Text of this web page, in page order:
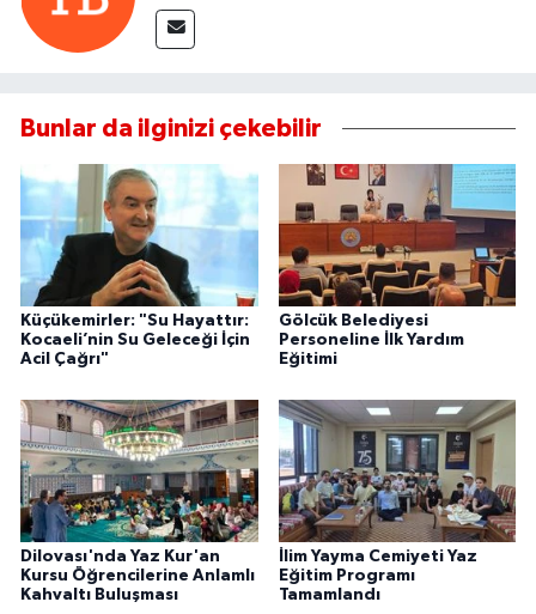
Bunlar da ilginizi çekebilir
Küçükemirler: "Su Hayattır:
Kocaeli’nin Su Geleceği İçin
Acil Çağrı"
Gölcük Belediyesi
Personeline İlk Yardım
Eğitimi
Dilovası'nda Yaz Kur'an
Kursu Öğrencilerine Anlamlı
Kahvaltı Buluşması
İlim Yayma Cemiyeti Yaz
Eğitim Programı
Tamamlandı